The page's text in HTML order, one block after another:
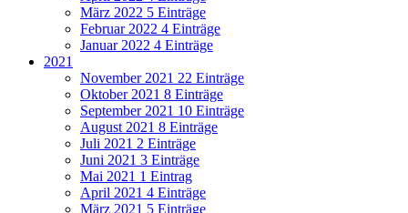
März 2022 5 Einträge
Februar 2022 4 Einträge
Januar 2022 4 Einträge
2021
November 2021 22 Einträge
Oktober 2021 8 Einträge
September 2021 10 Einträge
August 2021 8 Einträge
Juli 2021 2 Einträge
Juni 2021 3 Einträge
Mai 2021 1 Eintrag
April 2021 4 Einträge
März 2021 5 Einträge